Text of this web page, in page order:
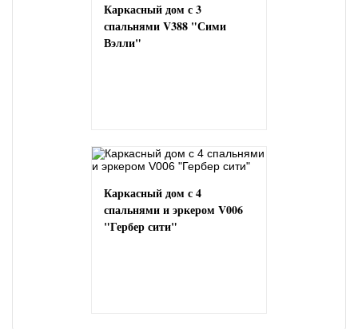
Каркасный дом с 3
спальнями V388 "Сими
Вэлли"
Каркасный дом с 4
спальнями и эркером V006
"Гербер сити"